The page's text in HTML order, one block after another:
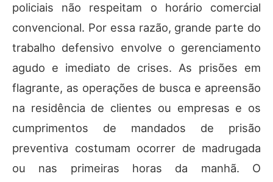
policiais não respeitam o horário comercial
convencional. Por essa razão, grande parte do
trabalho defensivo envolve o gerenciamento
agudo e imediato de crises. As prisões em
flagrante, as operações de busca e apreensão
na residência de clientes ou empresas e os
cumprimentos de mandados de prisão
preventiva costumam ocorrer de madrugada
ou nas primeiras horas da manhã. O